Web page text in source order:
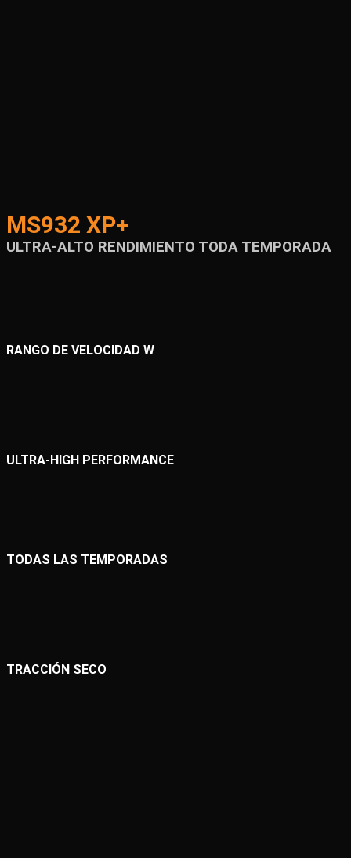
MS932 XP+
ULTRA-ALTO RENDIMIENTO TODA TEMPORADA
RANGO DE VELOCIDAD W
ULTRA-HIGH PERFORMANCE
TODAS LAS TEMPORADAS
TRACCIÓN SECO